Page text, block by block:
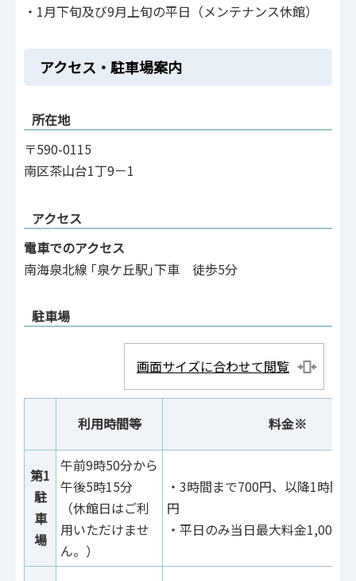
・1月下旬及び9月上旬の平日（メンテナンス休館）
アクセス・駐車場案内
所在地
〒590-0115
南区茶山台1丁9－1
アクセス
電車でのアクセス
南海泉北線 ｢泉ケ丘駅｣下車 徒歩5分
駐車場
画面サイズに合わせて閲覧
利用時間等 料金※
第1
駐
車
場
午前9時50分から
午後5時15分
（休館日はご利
用いただけませ
ん。）
・3時間まで700円、以降1時間
円
・平日のみ当日最大料金1,000円